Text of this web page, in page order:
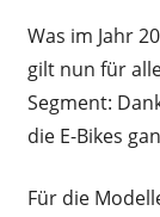
Was im Jahr
gilt nun für
Segment:
die E-Bikes
Für die